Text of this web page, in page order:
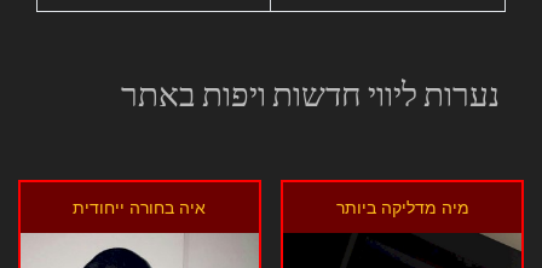
נערות ליווי חדשות ויפות באתר
מיה מדליקה ביותר איה בחורה ייחודית